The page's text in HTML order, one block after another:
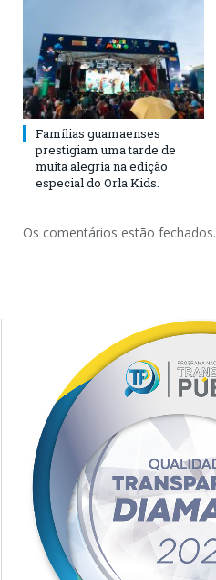
Famílias guamaenses
prestigiam uma tarde de
muita alegria na edição
especial do Orla Kids.
Os comentários estão fechados.